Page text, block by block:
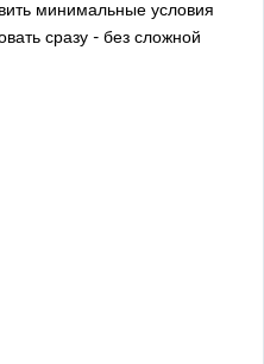
минимальные условия
сразу - без сложной